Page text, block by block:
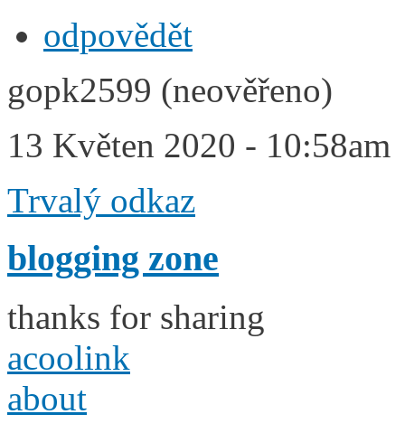
odpovědět
gopk2599 (neověřeno)
13 Květen 2020 - 10:58am
Trvalý odkaz
blogging zone
thanks for sharing
acoolink
about